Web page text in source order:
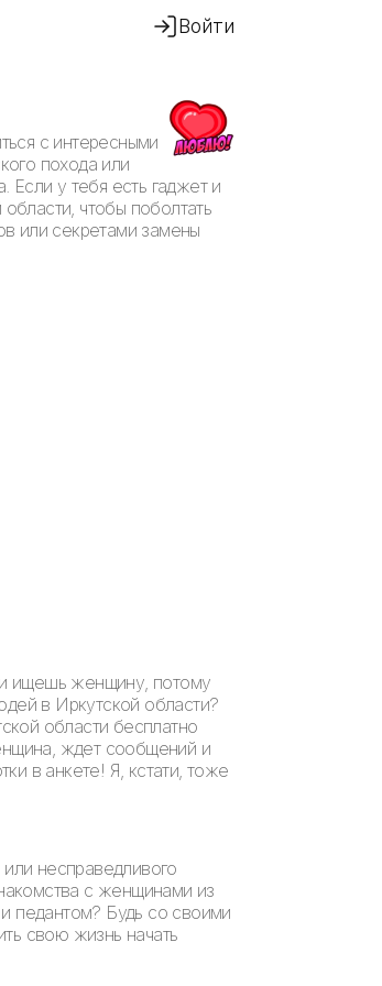
Войти
с интересными
похода или
Если у тебя есть гаджет и
чтобы поболтать
или секретами замены
и ищешь женщину, потому
в Иркутской области?
области бесплатно
ждет сообщений и
в анкете! Я, кстати, тоже
несправедливого
с женщинами из
педантом? Будь со своими
свою жизнь начать